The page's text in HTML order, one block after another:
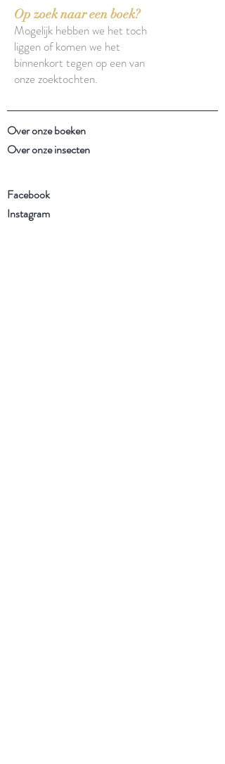
Op zoek naar een boek?
Mogelijk hebben we het toch
liggen of komen we het
binnenkort tegen op een van
onze zoektochten.
Over onze boeken
Over onze insecten
Facebook
Instagram